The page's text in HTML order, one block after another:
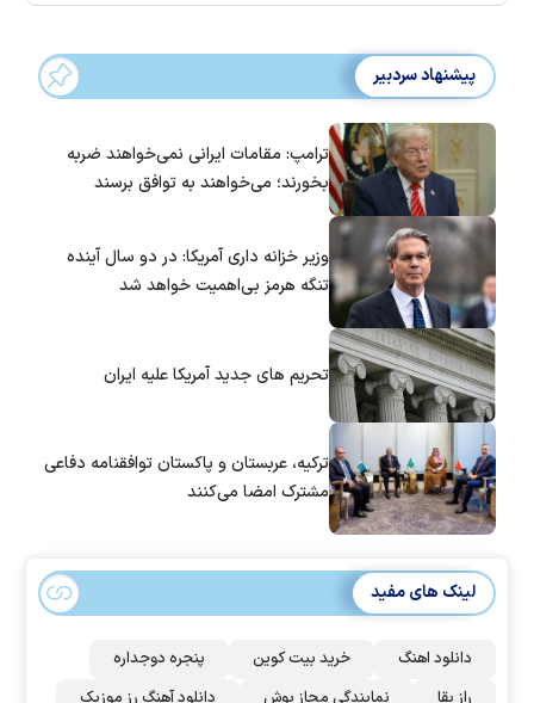
پیشنهاد سردبیر
ترامپ: مقامات ایرانی نمی‌خواهند ضربه
بخورند؛ می‌خواهند به توافق برسند
وزیر خزانه داری آمریکا: در دو سال آینده
تنگه هرمز بی‌اهمیت خواهد شد
تحریم های جدید آمریکا علیه ایران
ترکیه، عربستان و پاکستان توافقنامه دفاعی
مشترک امضا می‌کنند
لینک های مفید
دانلود اهنگ خرید بیت کوین
پنجره دوجداره
راز بقا
نمایندگی مجاز بوش دانلود آهنگ رز‌ موزیک